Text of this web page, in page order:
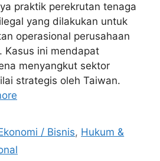
praktik perekrutan tenaga
yang dilakukan untuk
operasional perusahaan
Kasus ini mendapat
menyangkut sektor
strategis oleh Taiwan.
/ Bisnis, Hukum &